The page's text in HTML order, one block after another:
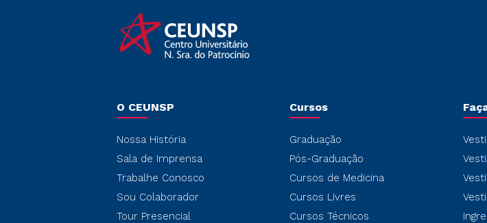
O CEUNSP
Nossa História
Sala de Imprensa
Trabalhe Conosco
Sou Colaborador
Tour Presencial
Cursos
Graduação
Pós-Graduação
Cursos de Medicina
Cursos Livres
Cursos Técnicos